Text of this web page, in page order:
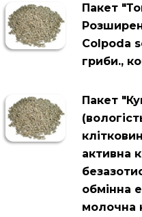
Пакет
Colpoda
гриби.,
Пакет
активна
обмінна
молочна